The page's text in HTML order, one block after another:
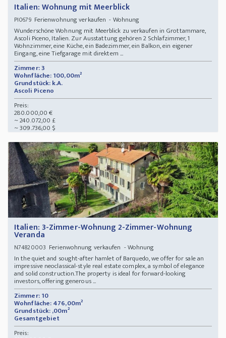
Italien: Wohnung mit Meerblick
PI0679Ferienwohnung verkaufen - Wohnung
Wunderschöne Wohnung mit Meerblick zu verkaufen in Grottammare,
Ascoli Piceno, Italien. Zur Ausstattung gehören 2 Schlafzimmer, 1
Wohnzimmer, eine Küche, ein Badezimmer, ein Balkon, ein eigener
Eingang, eine Tiefgarage mit direktem ...
Zimmer: 3
Wohnfläche: 100,00m²
Grundstück: k.A.
Ascoli Piceno
Preis:
280.000,00 €
~ 240.072,00 £
~ 309.736,00 $
Italien: 3-Zimmer-Wohnung 2-Zimmer-Wohnung
Veranda
N74820003 Ferienwohnung verkaufen - Wohnung
In the quiet and sought-after hamlet of Barquedo, we offer for sale an
impressive neoclassical-style real estate complex, a symbol of elegance
and solid construction.The property is ideal for forward-looking
investors, offering generous ...
Zimmer: 10
Wohnfläche: 476,00m²
Grundstück: ,00m²
Gesamtgebiet
Preis: